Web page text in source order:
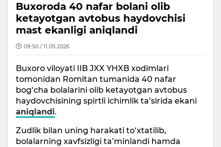
Buxoroda 40 nafar bolani olib
ketayotgan avtobus haydovchisi
mast ekanligi aniqlandi
09:50 / 11.05.2026
Buxoro viloyati IIB JXX YHXB xodimlari
tomonidan Romitan tumanida 40 nafar
bog‘cha bolalarini olib ketayotgan avtobus
haydovchisining spirtli ichimlik ta’sirida ekani
aniqlandi.
Zudlik bilan uning harakati to‘xtatilib,
bolalarning xavfsizligi ta’minlandi hamda